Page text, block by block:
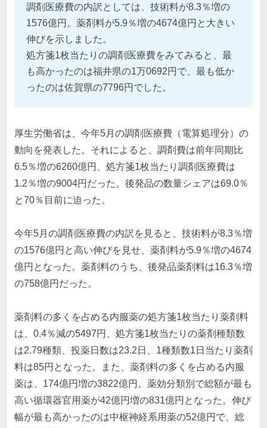
調剤医療費の内訳としては、技術料が8.3％増の
1576億円。薬剤料が5.9％増の4674億円と大きい
伸びを示しました。
処方箋1枚当たりの調剤医療費をみてみると、最
も高かったのは福井県の1万0692円で、最も低か
ったのは佐賀県の7796円でした。
厚生労働省は、今年5月の調剤医療費（電算処理分）の
動向を発表した。それによると、調剤費は前年同期比
6.5％増の6260億円、処方箋1枚当たり調剤医療費は
1.2％増の9004円だった。後発品の数量シェアは69.0％
と70％目前に迫った。
今年5月の調剤医療費の内訳を見ると、技術料が8.3％増
の1576億円と高い伸びを見せ、薬剤料が5.9％増の4674
億円となった。薬剤料のうち、後発品薬剤料は16.3％増
の758億円だった。
薬剤料の多くを占める内服薬の処方箋1枚当たり薬剤料
は、0.4％減の5497円、処方箋1枚当たりの薬剤種類数
は2.79種類、投薬日数は23.2日、1種類数1日当たり薬剤
料は85円となった。また、薬剤料の多くを占める内服
薬は、174億円増の3822億円。薬効分類別で総額が最も
高い循環器官用薬が42億円増の831億円となった。伸び
幅が最も高かったのは中枢神経系用薬の52億円で、総